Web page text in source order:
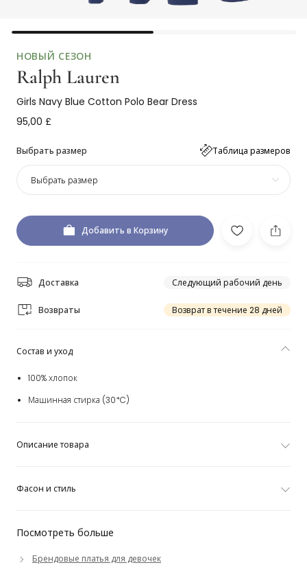
НОВЫЙ СЕЗОН
Ralph Lauren
Girls Navy Blue Cotton Polo Bear Dress
95,00 £
Выбрать размер Таблица размеров
Выбрать размер
Добавить в Корзину
Доставка Следующий рабочий день
Возвраты Возврат в течение 28 дней
Посмотреть больше
Брендовые платья для девочек
Состав и уход
100% хлопок
Машинная стирка (30*C)
Описание товара
Фасон и стиль